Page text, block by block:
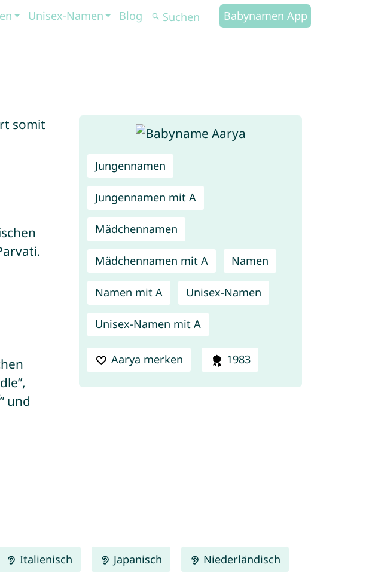
Unisex-Namen Blog Babynamen App
Jungennamen
Jungennamen mit A
Mädchennamen
Mädchennamen mit A Namen
Namen mit A Unisex-Namen
Unisex-Namen mit A
Aarya merken 1983
somit
Italienisch Japanisch Niederländisch